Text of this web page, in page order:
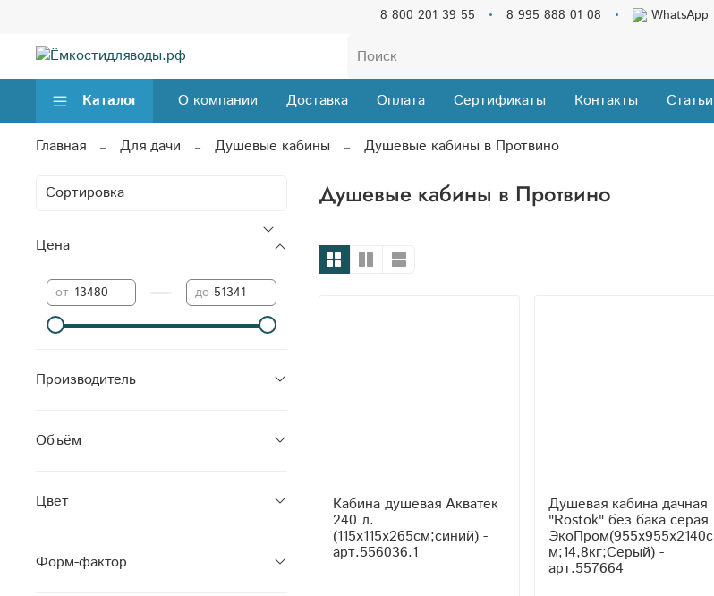
8 800 201 39 55 8 995 888 01 08 WhatsApp
Каталог О компании Доставка Оплата Сертификаты Контакты Статьи
Главная Для дачи Душевые кабины Душевые кабины в Протвино
Душевые кабины в Протвино
Кабина душевая Акватек
240 л.
(115x115x265см;синий) -
арт.556036.1
Душевая кабина дачная
"Rostok" без бака серая
ЭкоПром(955x955x2140с
м;14,8кг;Серый) -
арт.557664
Цена
от до
Производитель
Объём
Цвет
Форм-фактор